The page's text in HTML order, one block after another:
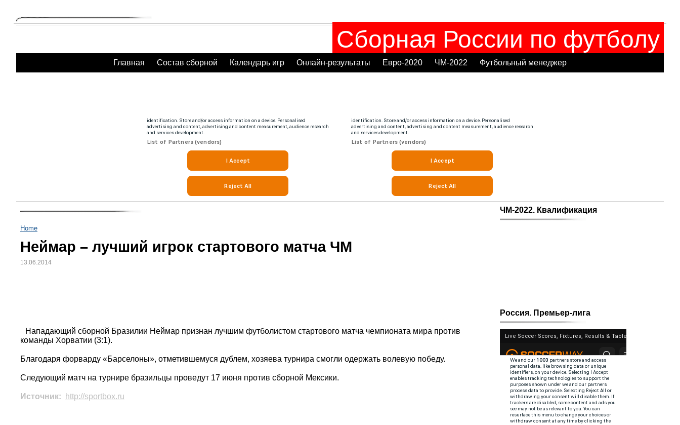
Сборная России по футболу
Главная Состав сборной Календарь игр Онлайн-результаты Евро-2020 ЧМ-2022 Футбольный менеджер
Home
Неймар – лучший игрок стартового матча ЧМ
13.06.2014
Нападающий сборной Бразилии Неймар признан лучшим футболистом стартового матча чемпионата мира против
команды Хорватии (3:1).
Благодаря форварду «Барселоны», отметившемуся дублем, хозяева турнира смогли одержать волевую победу.
Следующий матч на турнире бразильцы проведут 17 июня против сборной Мексики.
Источник: http://sportbox.ru
ЧМ-2022. Квалификация
Россия. Премьер-лига